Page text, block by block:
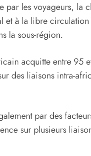
les voyageurs, la
à la libre
la sous-région.
acquitte entre
des liaisons intra-
par des
sur plusieurs